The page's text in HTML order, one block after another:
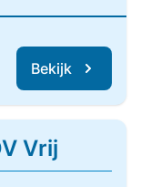
Bekijk
Vrij